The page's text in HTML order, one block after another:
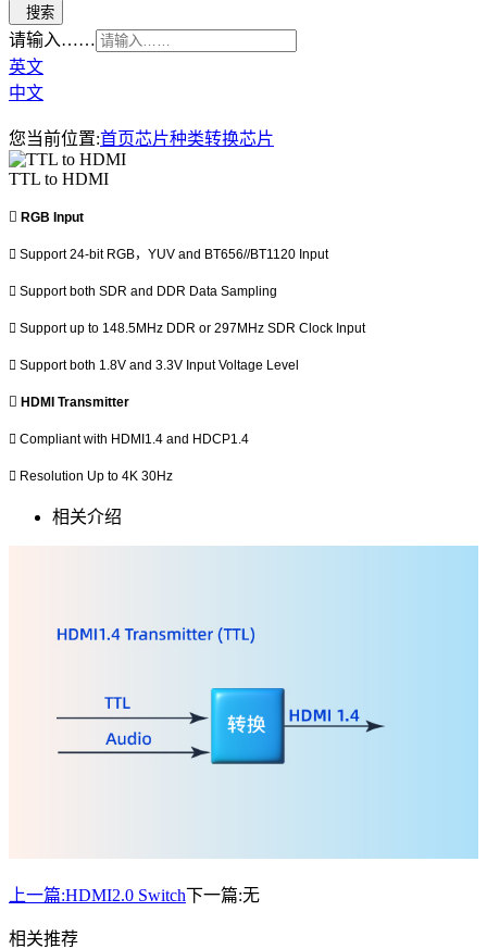
请输入……
英文
中文
您当前位置:首页芯片种类转换芯片
TTL to HDMI
 RGB Input
 Support 24-bit RGB， YUV and BT656//BT1120 Input
 Support both SDR and DDR Data Sampling
 Support up to 148.5MHz DDR or 297MHz SDR Clock Input
 Support both 1.8V and 3.3V Input Voltage Level
 HDMI Transmitter
 Compliant with HDMI1.4 and HDCP1.4
 Resolution Up to 4K 30Hz
相关介绍
上一篇:HDMI2.0 Switch下一篇:无
相关推荐